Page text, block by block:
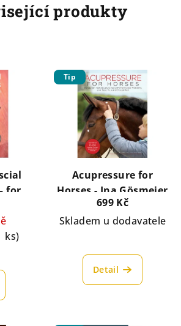
produkty
for
ks)
Tip
Acupressure for
Horses - Ina Gösmeier
699 Kč
Skladem u dodavatele
Detail